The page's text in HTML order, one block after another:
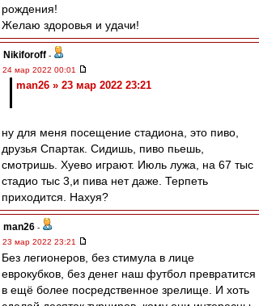
рождения!
Желаю здоровья и удачи!
Nikiforoff -
24 мар 2022 00:01
man26 » 23 мар 2022 23:21
ну для меня посещение стадиона, это пиво,
друзья Спартак. Сидишь, пиво пьешь,
смотришь. Хуево играют. Июль лужа, на 67 тыс
стадио тыс 3,и пива нет даже. Терпеть
приходится. Нахуя?
man26 -
23 мар 2022 23:21
Без легионеров, без стимула в лице
еврокубков, без денег наш футбол превратится
в ещё более посредственное зрелище. И хоть